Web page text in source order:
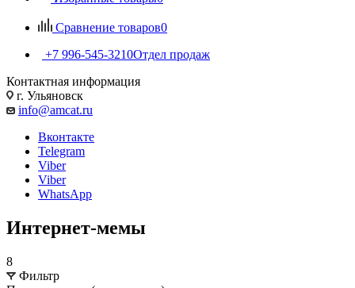
Сравнение товаров0
+7 996-545-3210Отдел продаж
Контактная информация
г. Ульяновск
info@amcat.ru
Вконтакте
Telegram
Viber
Viber
WhatsApp
Интернет-мемы
8
Фильтр